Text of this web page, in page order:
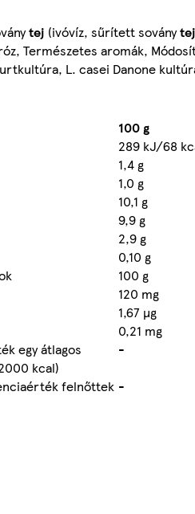
tej (ivóvíz, sűrített soványtej
Természetes aromák,
L. casei Danone
100 g
289 kJ/68
1,4 g
1,0 g
10,1 g
9,9 g
2,9 g
0,10 g
100 g
120 mg
1,67 µg
0,21 mg
egy átlagos
kcal)
-
felnőttek -